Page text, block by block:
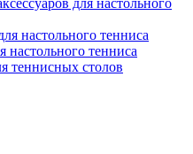
для настольного
настольного тенниса
настольного тенниса
теннисных столов